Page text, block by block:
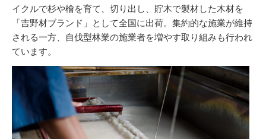
イクルで杉や檜を育て、切り出し、貯木で製材した木材を
「吉野材ブランド」として全国に出荷。集約的な施業が維持
される一方、自伐型林業の施業者を増やす取り組みも行われ
ています。